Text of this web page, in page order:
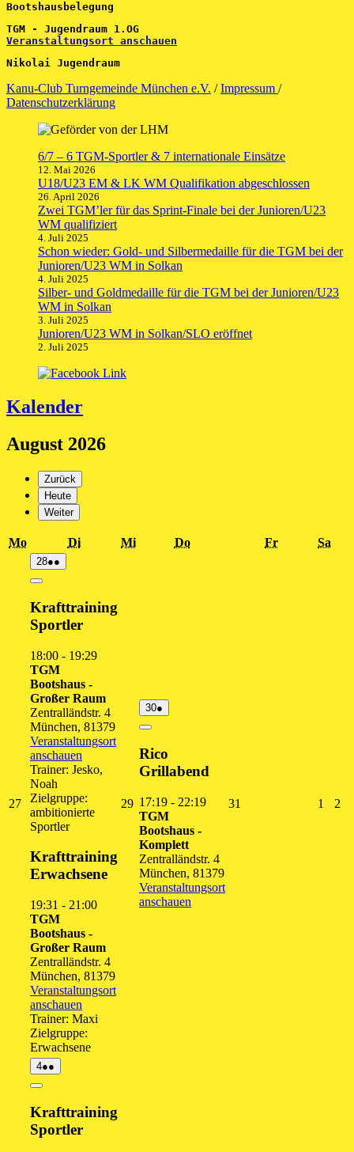
Bootshausbelegung
TGM - Jugendraum 1.OG
Veranstaltungsort anschauen
Nikolai Jugendraum
Kanu-Club Turngemeinde München e.V. /Impressum /
Datenschutzerklärung
6/7 – 6 TGM-Sportler & 7 internationale Einsätze
12. Mai 2026
U18/U23 EM & LK WM Qualifikation abgeschlossen
26. April 2026
Zwei TGM’ler für das Sprint-Finale bei der Junioren/U23
WM qualifiziert
4. Juli 2025
Schon wieder: Gold- und Silbermedaille für die TGM bei der
Junioren/U23 WM in Solkan
4. Juli 2025
Silber- und Goldmedaille für die TGM bei der Junioren/U23
WM in Solkan
3. Juli 2025
Junioren/U23 WM in Solkan/SLO eröffnet
2. Juli 2025
Kalender
August 2026
Zurück
Heute
Weiter
MoMontag DiDienstagMiMittwoch
DoDonnerstag FrFreitag Sa
2727.
Juli
2026
2828.
Juli
●●
Veranstaltungen)
Close
Krafttraining
Sportler
18:00 - 19:29
TGM
Bootshaus -
Großer Raum
Zentralländstr. 4
München, 81379
Veranstaltungsort
anschauen
Trainer: Jesko,
Noah
Zielgruppe:
ambitionierte
Sportler
Krafttraining
Erwachsene
19:31 - 21:00
TGM
Bootshaus -
Großer Raum
Zentralländstr. 4
München, 81379
Veranstaltungsort
anschauen
Trainer: Maxi
Zielgruppe:
Erwachsene
2929.
Juli
2026
3030.
Juli
●
Veranstaltung)
Close
Rico
Grillabend
17:19 - 22:19
TGM
Bootshaus -
Komplett
Zentralländstr. 4
München, 81379
Veranstaltungsort
anschauen
31 1 2
44.
August
2026
●●
Veranstaltungen)
Close
Krafttraining
Sportler